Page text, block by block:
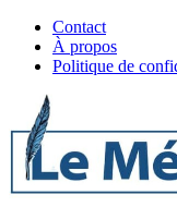
Contact
À propos
Politique de